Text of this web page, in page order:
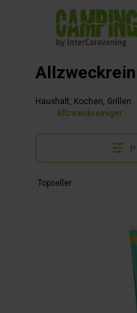
springen
Haushalt, Kochen, Grillen
Allzweckreiniger